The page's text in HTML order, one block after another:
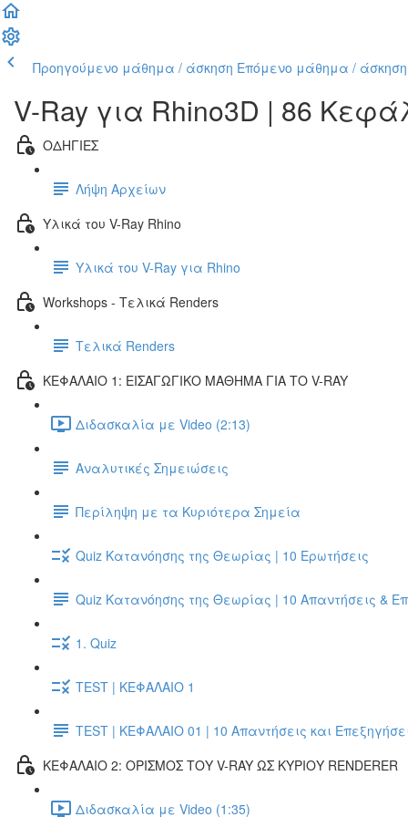
Προηγούμενο μάθημα / άσκηση Επόμενο μάθημα / άσκηση
V-Ray για Rhino3D | 86
ΟΔΗΓΙΕΣ
Λήψη Αρχείων
Υλικά του V-Ray Rhino
Υλικά του V-Ray για Rhino
Workshops - Τελικά Renders
Τελικά Renders
ΚΕΦΑΛΑΙΟ 1: ΕΙΣΑΓΩΓΙΚΟ ΜΑΘΗΜΑ ΓΙΑ ΤΟ V-RAY
Διδασκαλία με Video (2:13)
Αναλυτικές Σημειώσεις
Περίληψη με τα Κυριότερα Σημεία
Quiz Κατανόησης της Θεωρίας | 10 Ερωτήσεις
Quiz Κατανόησης της Θεωρίας | 10 Απαντήσεις &
1. Quiz
TEST | ΚΕΦΑΛΑΙΟ 1
TEST | ΚΕΦΑΛΑΙΟ 01 | 10 Απαντήσεις και
ΚΕΦΑΛΑΙΟ 2: ΟΡΙΣΜΟΣ ΤΟΥ V-RAY ΩΣ ΚΥΡΙΟΥ RENDERER
Διδασκαλία με Video (1:35)